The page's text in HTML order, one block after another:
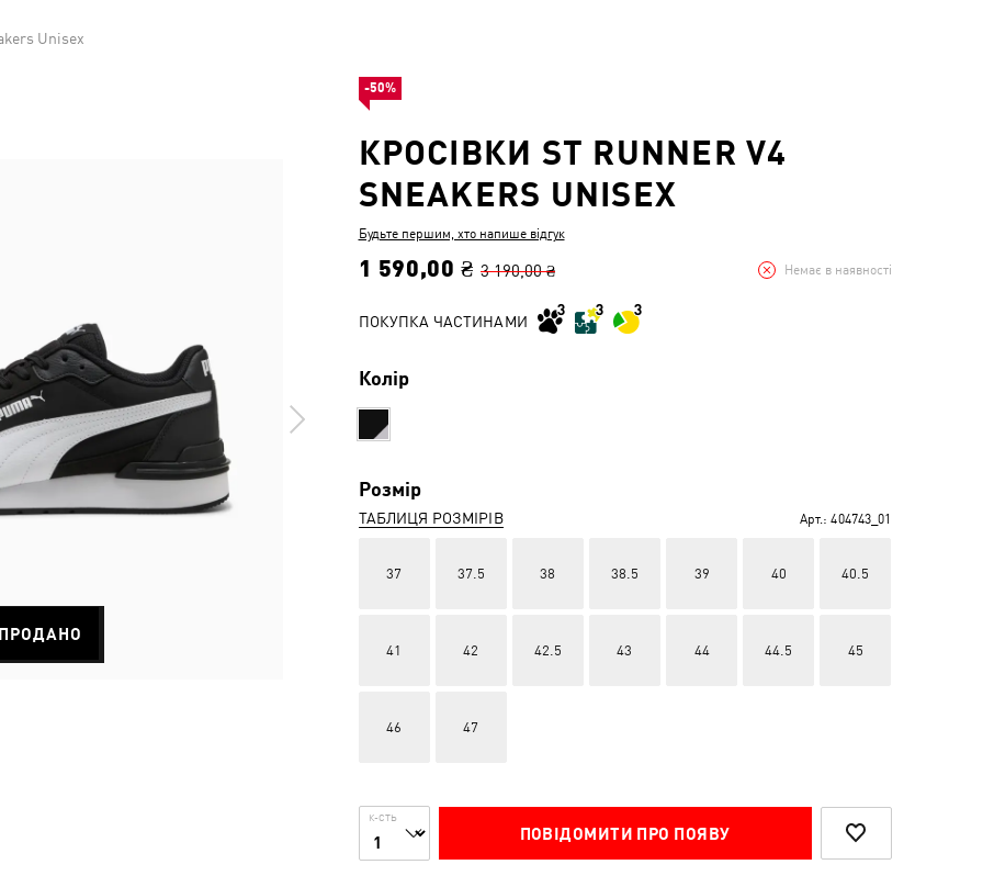
Unisex
КРОСІВКИ ST RUNNER V4
SNEAKERS UNISEX
Будьте першим, хто напише відгук
1 590,00 ₴ 3 190,00 ₴ Немає в наявності
ПОКУПКА ЧАСТИНАМИ
Колір
Розмір
ТАБЛИЦЯ РОЗМІРІВ Арт.: 404743_01
37 37.5 38 38.5 39 40 40.5
41 42 42.5 43 44 44.5 45
46 47
К-СТЬ
ПОВІДОМИТИ ПРО ПОЯВУ
-50%